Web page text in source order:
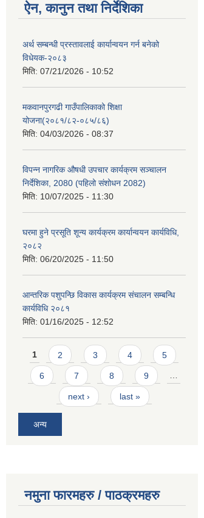
ऐन, कानुन तथा निर्देशिका
अर्थ सम्बन्धी प्रस्तावलाई कार्यान्वयन गर्न बनेको
विधेयक-२०८३
मिति: 07/21/2026 - 10:52
मकवानपुरगढी गाउँपालिकाको शिक्षा
योजना(२०८१/८२-०८५/८६)
मिति: 04/03/2026 - 08:37
विपन्न नागरिक औषधी उपचार कार्यक्रम सञ्चालन
निर्देशिका, 2080 (पहिलो संशोधन 2082)
मिति: 10/07/2025 - 11:30
घरमा हुने प्रसूति शून्य कार्यक्रम कार्यान्वयन कार्यविधि,
२०८२
मिति: 06/20/2025 - 11:50
आन्तरिक पशुपन्छि विकास कार्यक्रम संचालन सम्बन्धि
कार्यविधि २०८१
मिति: 01/16/2025 - 12:52
Pages
1 2 3 4 5
6 7 8 9 …
next › last »
अन्य
नमुना फारमहरु / पाठक्रमहरु